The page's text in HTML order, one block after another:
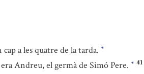
a les quatre de la tarda. *
Andreu, el germà de Simó Pere. * 41